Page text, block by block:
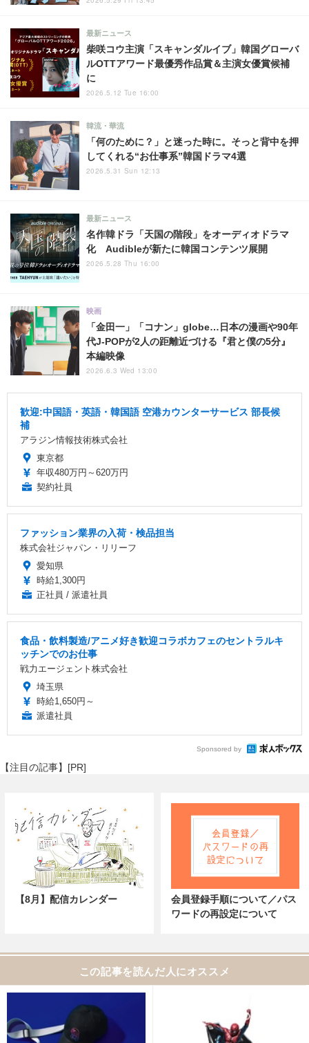
柴咲コウ主演「スキャンダルイブ」韓国グローバ
ルOTTアワード最優秀作品賞＆主演女優賞候補
に
最新ニュース
2026.5.12 Tue 16:00
「何のために？」と迷った時に。そっと背中を押
してくれる“お仕事系”韓国ドラマ4選
韓流・華流
2026.5.31 Sun 12:13
名作韓ドラ「天国の階段」をオーディオドラマ
化 Audibleが新たに韓国コンテンツ展開
最新ニュース
2026.5.28 Thu 16:00
「金田一」「コナン」globe…日本の漫画や90年
代J-POPが2人の距離近づける『君と僕の5分』
本編映像
映画
2026.6.3 Wed 13:00
歓迎:中国語・英語・韓国語 空港カウンターサービス 部長候
補
アラジン情報技術株式会社
東京都
年収480万円～620万円
契約社員
ファッション業界の入荷・検品担当
株式会社ジャパン・リリーフ
愛知県
時給1,300円
正社員 / 派遣社員
食品・飲料製造/アニメ好き歓迎コラボカフェのセントラルキ
ッチンでのお仕事
戦力エージェント株式会社
埼玉県
時給1,650円～
派遣社員
Sponsored by
【注目の記事】[PR]
【8月】配信カレンダー
会員登録手順について／パス
ワードの再設定について
この記事を読んだ人にオススメ